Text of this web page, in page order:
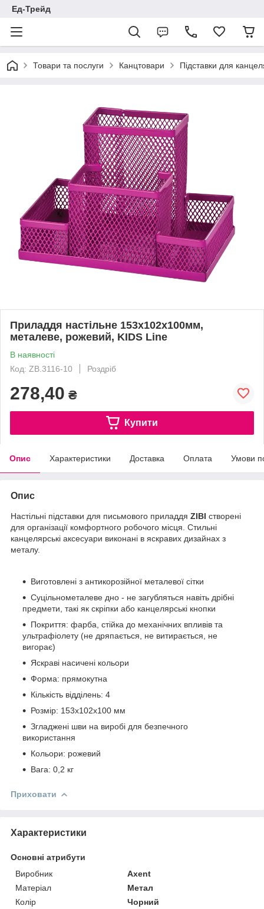
Ед-Трейд
Товари та послуги Канцтовари Підставки для
Приладдя настільне 153x102x100мм,
металеве, рожевий, KIDS Line
В наявності
Код: ZB.3116-10
Роздріб
278,40 ₴
Купити
Опис Характеристики Доставка Оплата Умови
Опис
Настільні підставки для письмового приладдя ZIBI створені
для організації комфортного робочого місця. Стильні
канцелярські аксесуари виконані в яскравих дизайнах з
металу.
Виготовлені з антикорозійної металевої сітки
Суцільнометалеве дно - не загубляться навіть дрібні
предмети, такі як скріпки або канцелярські кнопки
Покриття: фарба, стійка до механічних впливів та
ультрафіолету (не дряпається, не витирається, не
вигорає)
Яскраві насичені кольори
Форма: прямокутна
Кількість відділень: 4
Розмір: 153х102х100 мм
Згладжені шви на виробі для безпечного
використання
Кольори: рожевий
Вага: 0,2 кг
Приховати
Характеристики
Основні атрибути
Виробник
Axent
Матеріал
Метал
Колір
Чорний